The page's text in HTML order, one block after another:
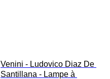
Venini - Ludovico Diaz De
Santillana - Lampe à